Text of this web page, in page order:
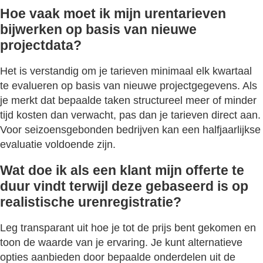
Hoe vaak moet ik mijn urentarieven
bijwerken op basis van nieuwe
projectdata?
Het is verstandig om je tarieven minimaal elk kwartaal
te evalueren op basis van nieuwe projectgegevens. Als
je merkt dat bepaalde taken structureel meer of minder
tijd kosten dan verwacht, pas dan je tarieven direct aan.
Voor seizoensgebonden bedrijven kan een halfjaarlijkse
evaluatie voldoende zijn.
Wat doe ik als een klant mijn offerte te
duur vindt terwijl deze gebaseerd is op
realistische urenregistratie?
Leg transparant uit hoe je tot de prijs bent gekomen en
toon de waarde van je ervaring. Je kunt alternatieve
opties aanbieden door bepaalde onderdelen uit de